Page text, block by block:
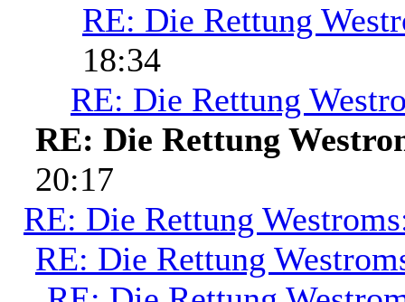
RE: Die Rettung
18:34
RE: Die Rettung
RE: Die Rettung
20:17
RE: Die Rettung
RE: Die Rettung